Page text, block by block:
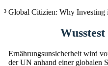
³ Global Citizien: Why Investing
Ernährungsunsicherheit wird
der UN anhand einer globalen